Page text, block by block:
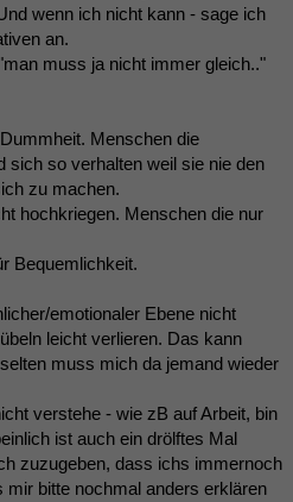
wenn ich nicht kann - sage ich
an.
muss ja nicht immer gleich.."
Menschen die
sich so verhalten weil sie nie den
zu machen.
hochkriegen. Menschen die nur
Bequemlichkeit.
emotionaler Ebene nicht
leicht verlieren. Das kann
muss mich da jemand wieder
verstehe - wie zB auf Arbeit, bin
ist auch ein drölftes Mal
zuzugeben, dass ichs immernoch
mir bitte nochmal anders erklären